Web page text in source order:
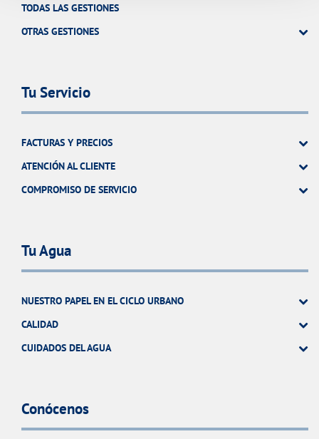
TODAS LAS GESTIONES
OTRAS GESTIONES
Tu Servicio
FACTURAS Y PRECIOS
ATENCIÓN AL CLIENTE
COMPROMISO DE SERVICIO
Tu Agua
NUESTRO PAPEL EN EL CICLO URBANO
CALIDAD
CUIDADOS DEL AGUA
Conócenos